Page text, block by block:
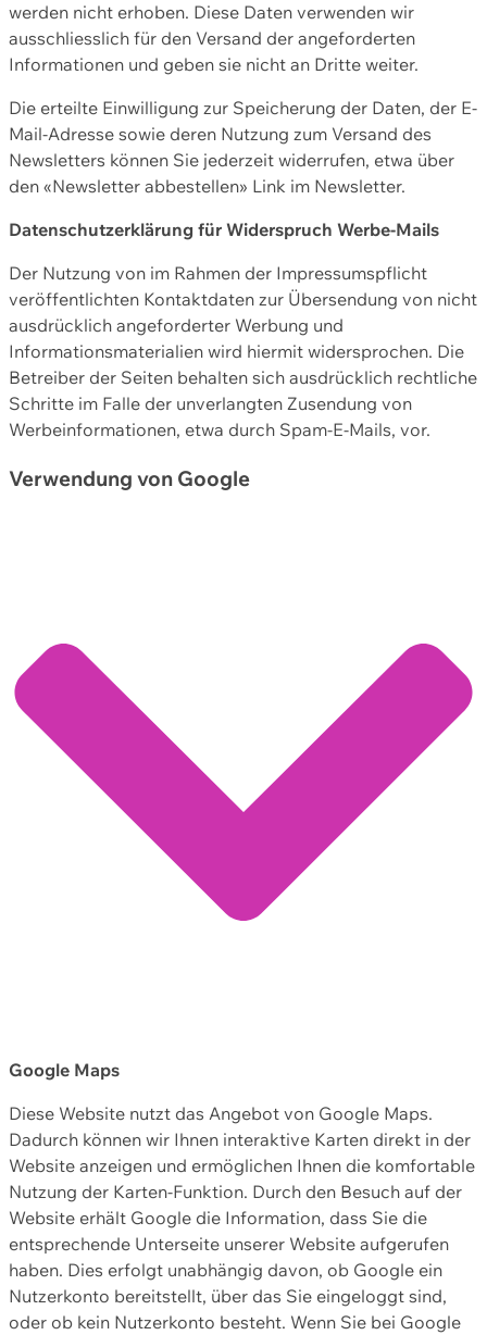
werden nicht erhoben. Diese Daten verwenden wir
ausschliesslich für den Versand der angeforderten
Informationen und geben sie nicht an Dritte weiter.
Die erteilte Einwilligung zur Speicherung der Daten, der E-
Mail-Adresse sowie deren Nutzung zum Versand des
Newsletters können Sie jederzeit widerrufen, etwa über
den «Newsletter abbestellen» Link im Newsletter.
Datenschutzerklärung für Widerspruch Werbe-Mails
Der Nutzung von im Rahmen der Impressumspflicht
veröffentlichten Kontaktdaten zur Übersendung von nicht
ausdrücklich angeforderter Werbung und
Informationsmaterialien wird hiermit widersprochen. Die
Betreiber der Seiten behalten sich ausdrücklich rechtliche
Schritte im Falle der unverlangten Zusendung von
Werbeinformationen, etwa durch Spam-E-Mails, vor.
Verwendung von Google
Google Maps
Diese Website nutzt das Angebot von Google Maps.
Dadurch können wir Ihnen interaktive Karten direkt in der
Website anzeigen und ermöglichen Ihnen die komfortable
Nutzung der Karten-Funktion. Durch den Besuch auf der
Website erhält Google die Information, dass Sie die
entsprechende Unterseite unserer Website aufgerufen
haben. Dies erfolgt unabhängig davon, ob Google ein
Nutzerkonto bereitstellt, über das Sie eingeloggt sind,
oder ob kein Nutzerkonto besteht. Wenn Sie bei Google